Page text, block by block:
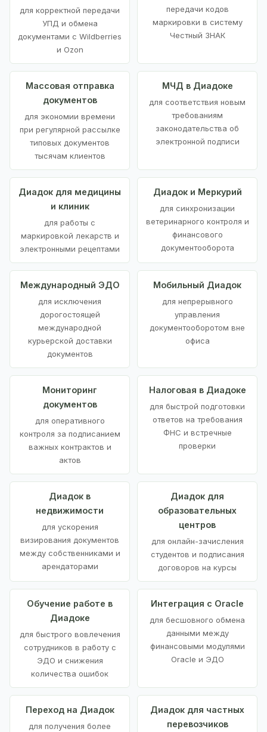
для корректной передачи
УПД и обмена
документами с Wildberries
и Ozon
передачи кодов
маркировки в систему
Честный ЗНАК
Массовая отправка
документов
для экономии времени
при регулярной рассылке
типовых документов
тысячам клиентов
МЧД в Диадоке
для соответствия новым
требованиям
законодательства об
электронной подписи
Диадок для медицины
и клиник
для работы с
маркировкой лекарств и
электронными рецептами
Диадок и Меркурий
для синхронизации
ветеринарного контроля и
финансового
документооборота
Международный ЭДО
для исключения
дорогостоящей
международной
курьерской доставки
документов
Мобильный Диадок
для непрерывного
управления
документооборотом вне
офиса
Мониторинг
документов
для оперативного
контроля за подписанием
важных контрактов и
актов
Налоговая в Диадоке
для быстрой подготовки
ответов на требования
ФНС и встречные
проверки
Диадок в
недвижимости
для ускорения
визирования документов
между собственниками и
арендаторами
Диадок для
образовательных
центров
для онлайн-зачисления
студентов и подписания
договоров на курсы
Обучение работе в
Диадоке
для быстрого вовлечения
сотрудников в работу с
ЭДО и снижения
количества ошибок
Интеграция с Oracle
для бесшовного обмена
данными между
финансовыми модулями
Oracle и ЭДО
Переход на Диадок
для получения более
Диадок для частных
перевозчиков